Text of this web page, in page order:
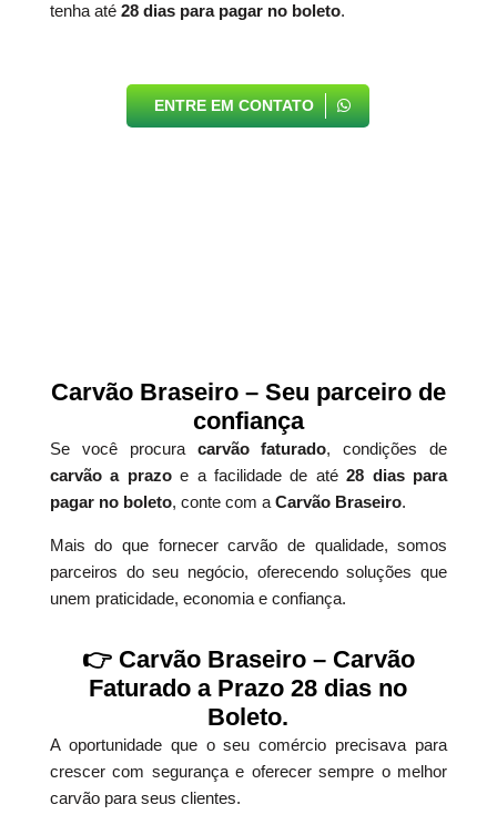
tenha até 28 dias para pagar no boleto.
ENTRE EM CONTATO
Carvão Braseiro – Seu parceiro de
confiança
Se você procura carvão faturado, condições de
carvão a prazoe a facilidade de até28 dias para
pagar no boleto, conte com a Carvão Braseiro.
Mais do que fornecer carvão de qualidade, somos
parceiros do seu negócio, oferecendo soluções que
unem praticidade, economia e confiança.
👉 Carvão Braseiro – Carvão
Faturado a Prazo 28 dias no
Boleto.
A oportunidade que o seu comércio precisava para
crescer com segurança e oferecer sempre o melhor
carvão para seus clientes.